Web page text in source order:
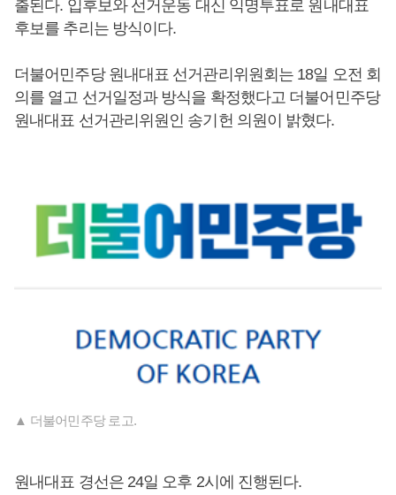
출된다. 입후보와 선거운동 대신 익명투표로 원내대표
후보를 추리는 방식이다.
더불어민주당 원내대표 선거관리위원회는 18일 오전 회
의를 열고 선거일정과 방식을 확정했다고 더불어민주당
원내대표 선거관리위원인 송기헌 의원이 밝혔다.
▲ 더불어민주당 로고.
원내대표 경선은 24일 오후 2시에 진행된다.